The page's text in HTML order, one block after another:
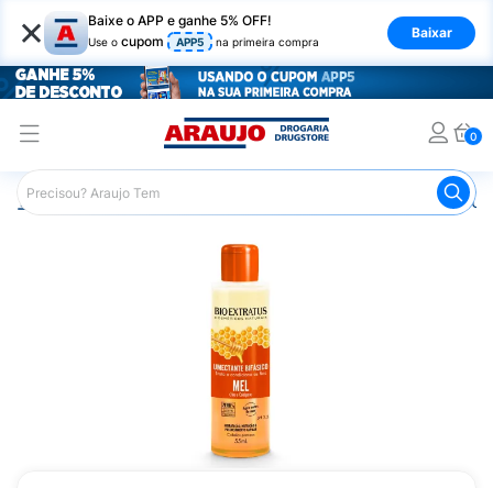
× Baixe o APP e ganhe 5% OFF!
Use o cupom APP5 na primeira compra
Baixar
0
Araujo Cabelo Óleo